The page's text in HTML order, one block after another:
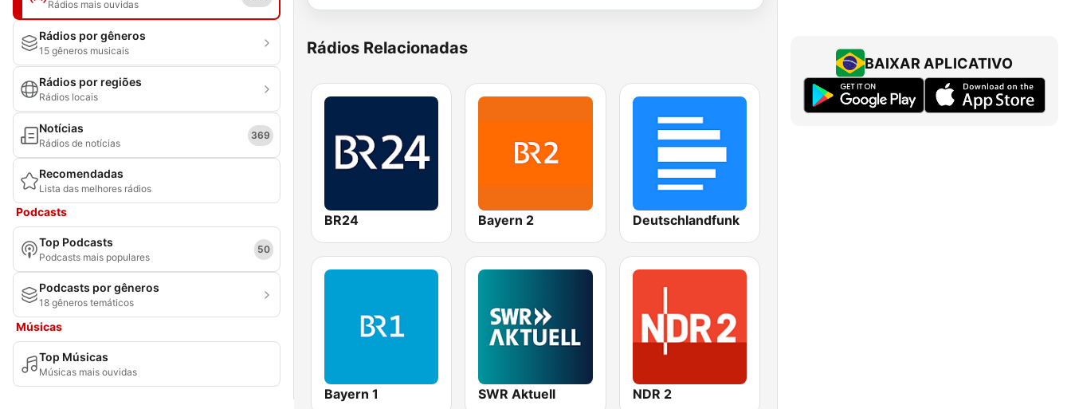
Rádios mais ouvidas
Rádios por gêneros
15 gêneros musicais
Rádios por regiões
Rádios locais
Notícias
Rádios de notícias
369
Recomendadas
Lista das melhores rádios
Podcasts
Top Podcasts
Podcasts mais populares
50
Podcasts por gêneros
18 gêneros temáticos
Músicas
Top Músicas
Músicas mais ouvidas
Rádios Relacionadas
BR24 Bayern 2 Deutschlandfunk
Bayern 1 SWR Aktuell NDR 2
BAIXAR APLICATIVO